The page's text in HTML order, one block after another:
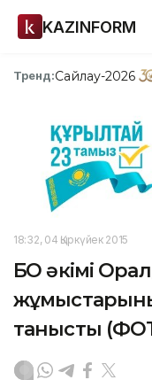
KAZINFORM
Тренд:Сайлау-2026
18:32, 04 Қыркүйек 2015
БҚО әкімі
танысты